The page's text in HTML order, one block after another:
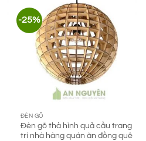
-25%
ĐÈN GỖ
Đèn gỗ thả hình quả cầu trang
trí nhà hàng quán ăn đồng quê